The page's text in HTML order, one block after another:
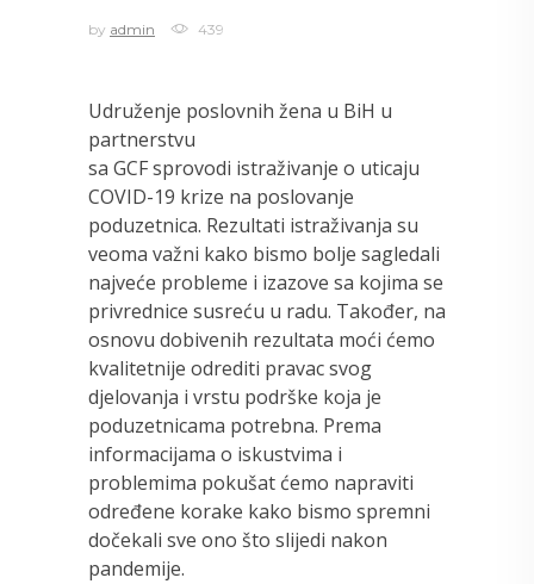
by admin 439
Udruženje poslovnih žena u BiH u
partnerstvu
sa GCF sprovodi istraživanje o uticaju
COVID-19 krize na poslovanje
poduzetnica. Rezultati istraživanja su
veoma važni kako bismo bolje sagledali
najveće probleme i izazove sa kojima se
privrednice susreću u radu. Također, na
osnovu dobivenih rezultata moći ćemo
kvalitetnije odrediti pravac svog
djelovanja i vrstu podrške koja je
poduzetnicama potrebna. Prema
informacijama o iskustvima i
problemima pokušat ćemo napraviti
određene korake kako bismo spremni
dočekali sve ono što slijedi nakon
pandemije.